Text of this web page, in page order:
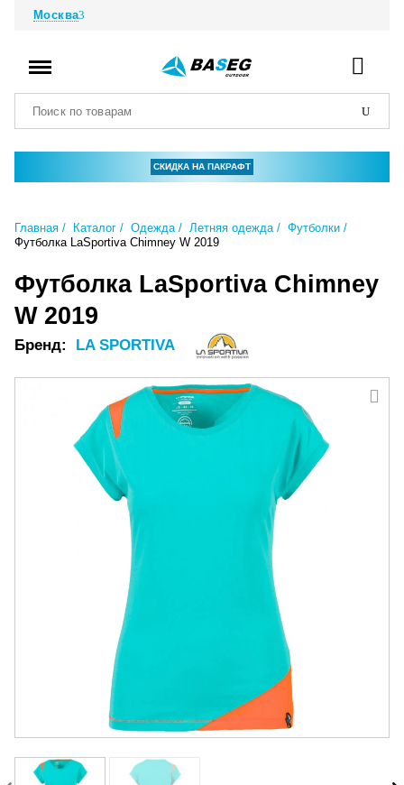
Москва
СКИДКА НА ПАКРАФТ
Главная Каталог Одежда Летняя одежда
Футболки
Футболка LaSportiva Chimney W 2019
Футболка LaSportiva Chimney
W 2019
Бренд: LA SPORTIVA